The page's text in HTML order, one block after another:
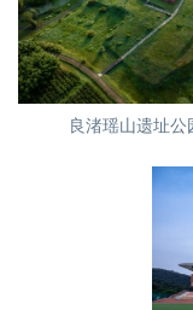
良渚瑶山遗址公